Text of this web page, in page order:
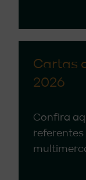
Cartas
2026
Confira
referentes